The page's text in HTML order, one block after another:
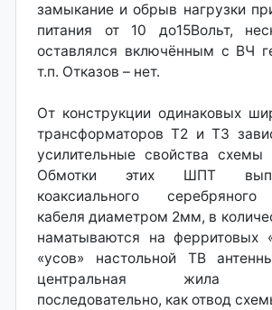
замыкание и обрыв нагрузки
питания от 10 до15Вольт,
оставлялся включённым с ВЧ
т.п. Отказов – нет.
От конструкции одинаковых
трансформаторов T2 и T3
усилительные свойства
Обмотки этих ШПТ
коаксиального
кабеля диаметром 2мм, в
наматываются на ферритовых
«усов» настольной ТВ
центральная жила
последовательно, как отвод